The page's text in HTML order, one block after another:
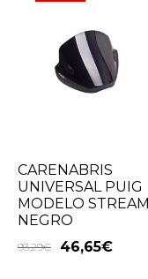
CARENABRIS
UNIVERSAL PUIG
MODELO STREAM
NEGRO
93,29€ 46,65€